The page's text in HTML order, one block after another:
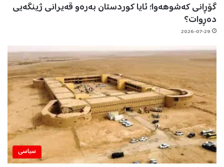
گۆڕانی کەشوهەوا؛ ئایا کوردستان بەرەو قەیرانی ژینگەیی
دەڕوات؟
2026-07-29
سیاسی